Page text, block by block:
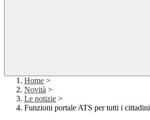
Home >
Novità >
Le notizie >
Funzioni portale ATS per tutti i cittadini